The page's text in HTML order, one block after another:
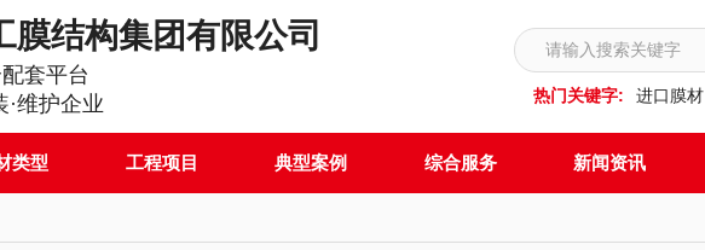
膜结构集团有限公司
套平台
·维护企业
热门关键字: 进口膜材
类型 工程项目 典型案例 综合服务 新闻资讯